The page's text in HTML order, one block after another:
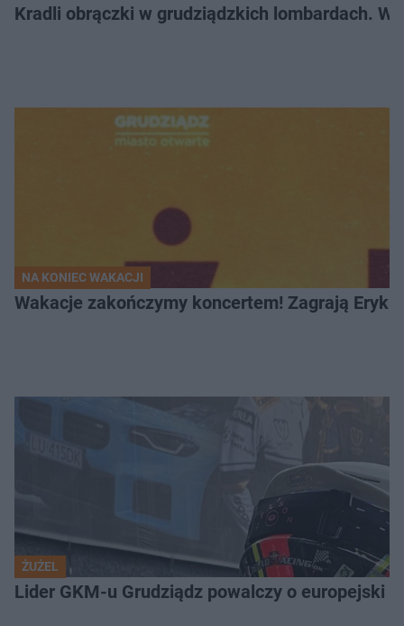
Kradli obrączki w grudziądzkich lombardach.
NA KONIEC WAKACJI
Wakacje zakończymy koncertem! Zagrają Eryk
ŻUŻEL
Lider GKM-u Grudziądz powalczy o europejski